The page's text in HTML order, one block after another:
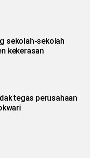
sekolah-sekolah
kekerasan
tegas perusahaan